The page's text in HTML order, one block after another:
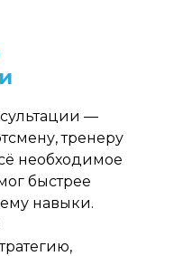
—
тренеру
необходимое
быстрее
навыки.